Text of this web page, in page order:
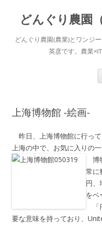
どんぐり農園
どんぐり農園(農業)とワンジ
英彦です。農業
上海博物館 -絵画-
昨日、上海博物館に行っ
上海の中で、お気に入りの一
博
常に
円、
をベ
「
要な意味を持っており、